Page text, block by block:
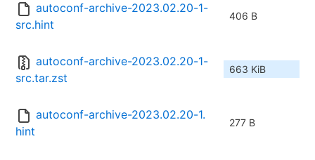
autoconf-archive-2023.02.20-1-
src.hint
406 B
autoconf-archive-2023.02.20-1-
src.tar.zst
663 KiB
autoconf-archive-2023.02.20-1.
hint
277 B